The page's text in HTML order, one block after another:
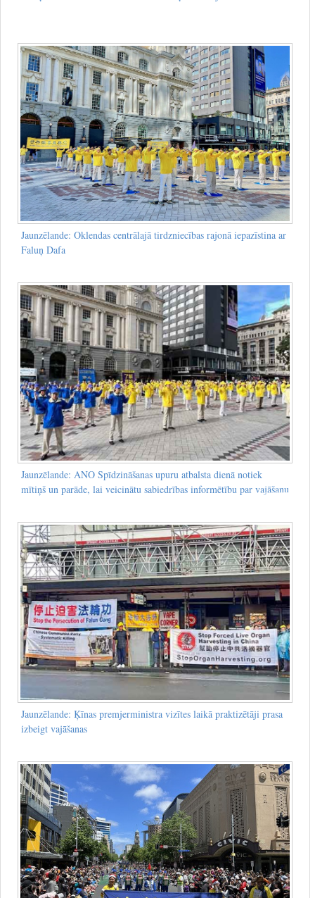
Jaunzēlande: Oklendas centrālajā tirdzniecības rajonā iepazīstina ar
Faluņ Dafa
Jaunzēlande: ANO Spīdzināšanas upuru atbalsta dienā notiek
mītiņš un parāde, lai veicinātu sabiedrības informētību par vajāšanu
Jaunzēlande: Ķīnas premjerministra vizītes laikā praktizētāji prasa
izbeigt vajāšanas